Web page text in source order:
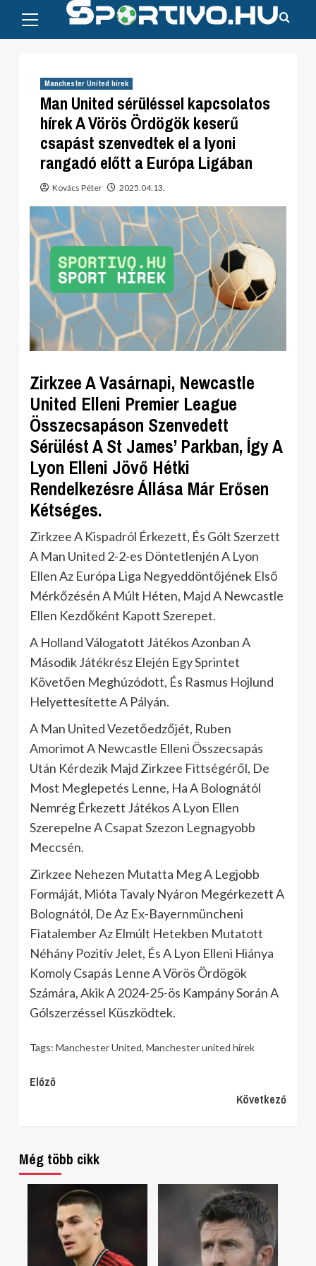
content
Menu
Manchester United hírek
Man United sérüléssel kapcsolatos
hírek A Vörös Ördögök keserű
csapást szenvedtek el a lyoni
rangadó előtt a Európa Ligában
Kovács Péter 2025.04.13.
Zirkzee A Vasárnapi, Newcastle
United Elleni Premier League
Összecsapáson Szenvedett
Sérülést A St James’ Parkban, Így A
Lyon Elleni Jövő Hétki
Rendelkezésre Állása Már Erősen
Kétséges.
Zirkzee A Kispadról Érkezett, És Gólt Szerzett
A Man United 2-2-es Döntetlenjén A Lyon
Ellen Az Európa Liga Negyeddöntőjének Első
Mérkőzésén A Múlt Héten, Majd A Newcastle
Ellen Kezdőként Kapott Szerepet.
A Holland Válogatott Játékos Azonban A
Második Játékrész Elején Egy Sprintet
Követően Meghúzódott, És Rasmus Hojlund
Helyettesítette A Pályán.
A Man United Vezetőedzőjét, Ruben
Amorimot A Newcastle Elleni Összecsapás
Után Kérdezik Majd Zirkzee Fittségéről, De
Most Meglepetés Lenne, Ha A Bolognától
Nemrég Érkezett Játékos A Lyon Ellen
Szerepelne A Csapat Szezon Legnagyobb
Meccsén.
Zirkzee Nehezen Mutatta Meg A Legjobb
Formáját, Mióta Tavaly Nyáron Megérkezett A
Bolognától, De Az Ex-Bayernmüncheni
Fiatalember Az Elmúlt Hetekben Mutatott
Néhány Pozitív Jelet, És A Lyon Elleni Hiánya
Komoly Csapás Lenne A Vörös Ördögök
Számára, Akik A 2024-25-ös Kampány Során A
Gólszerzéssel Küszködtek.
Tags: Manchester United, Manchester united hírek
Continue
Előző
Következő
Még több cikk